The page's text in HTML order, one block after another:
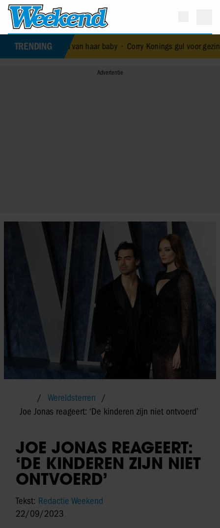
TRENDING
dood van haar baby•Corry Konings gul voor gezin: ‘Meer voor
Wereldsterren
Joe Jonas reageert: ‘De kinderen zijn niet ontvoerd’
JOE JONAS REAGEERT:
‘DE KINDEREN ZIJN NIET
ONTVOERD’
Tekst: Redactie Weekend
22/09/2023